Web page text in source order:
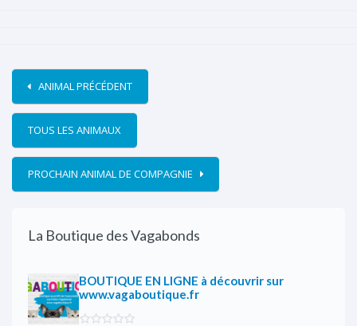
ANIMAL PRÉCÉDENT
TOUS LES ANIMAUX
PROCHAIN ANIMAL DE COMPAGNIE
La Boutique des Vagabonds
BOUTIQUE EN LIGNE à découvrir sur
www.vagaboutique.fr